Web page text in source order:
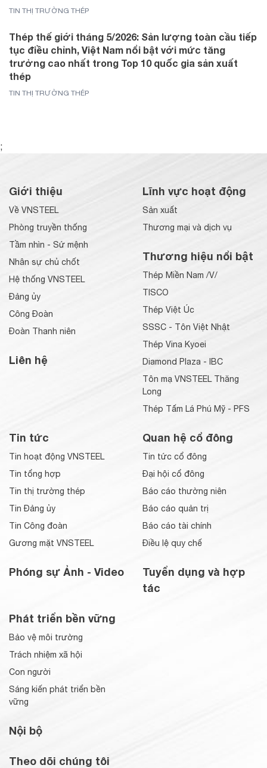
TIN THỊ TRƯỜNG THÉP
Thép thế giới tháng 5/2026: Sản lượng toàn cầu tiếp
tục điều chỉnh, Việt Nam nổi bật với mức tăng
trưởng cao nhất trong Top 10 quốc gia sản xuất
thép
TIN THỊ TRƯỜNG THÉP
;
Giới thiệu
Về VNSTEEL
Phòng truyền thống
Tầm nhìn - Sứ mệnh
Nhân sự chủ chốt
Hệ thống VNSTEEL
Đảng ủy
Công Đoàn
Đoàn Thanh niên
Liên hệ
Lĩnh vực hoạt động
Sản xuất
Thương mại và dịch vụ
Thương hiệu nổi bật
Thép Miền Nam /V/
TISCO
Thép Việt Úc
SSSC - Tôn Việt Nhật
Thép Vina Kyoei
Diamond Plaza - IBC
Tôn mạ VNSTEEL Thăng
Long
Thép Tấm Lá Phú Mỹ - PFS
Tin tức
Tin hoạt động VNSTEEL
Tin tổng hợp
Tin thị trường thép
Tin Đảng ủy
Tin Công đoàn
Gương mặt VNSTEEL
Phóng sự Ảnh - Video
Quan hệ cổ đông
Tin tức cổ đông
Đại hội cổ đông
Báo cáo thường niên
Báo cáo quản trị
Báo cáo tài chính
Điều lệ quy chế
Tuyển dụng và hợp
tác
Phát triển bền vững
Bảo vệ môi trường
Trách nhiệm xã hội
Con người
Sáng kiến phát triển bền
vững
Nội bộ
Theo dõi chúng tôi